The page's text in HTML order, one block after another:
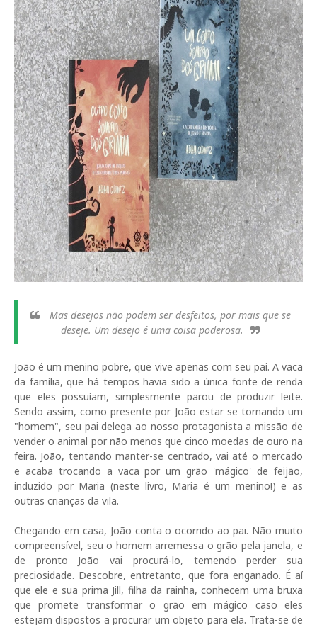
Mas desejos não podem ser desfeitos, por mais que se
deseje. Um desejo é uma coisa poderosa.
João é um menino pobre, que vive apenas com seu pai. A vaca
da família, que há tempos havia sido a única fonte de renda
que eles possuíam, simplesmente parou de produzir leite.
Sendo assim, como presente por João estar se tornando um
"homem", seu pai delega ao nosso protagonista a missão de
vender o animal por não menos que cinco moedas de ouro na
feira. João, tentando manter-se centrado, vai até o mercado
e acaba trocando a vaca por um grão 'mágico' de feijão,
induzido por Maria (neste livro, Maria é um menino!) e as
outras crianças da vila.
Chegando em casa, João conta o ocorrido ao pai. Não muito
compreensível, seu o homem arremessa o grão pela janela, e
de pronto João vai procurá-lo, temendo perder sua
preciosidade. Descobre, entretanto, que fora enganado. É aí
que ele e sua prima Jill, filha da rainha, conhecem uma bruxa
que promete transformar o grão em mágico caso eles
estejam dispostos a procurar um objeto para ela. Trata-se de